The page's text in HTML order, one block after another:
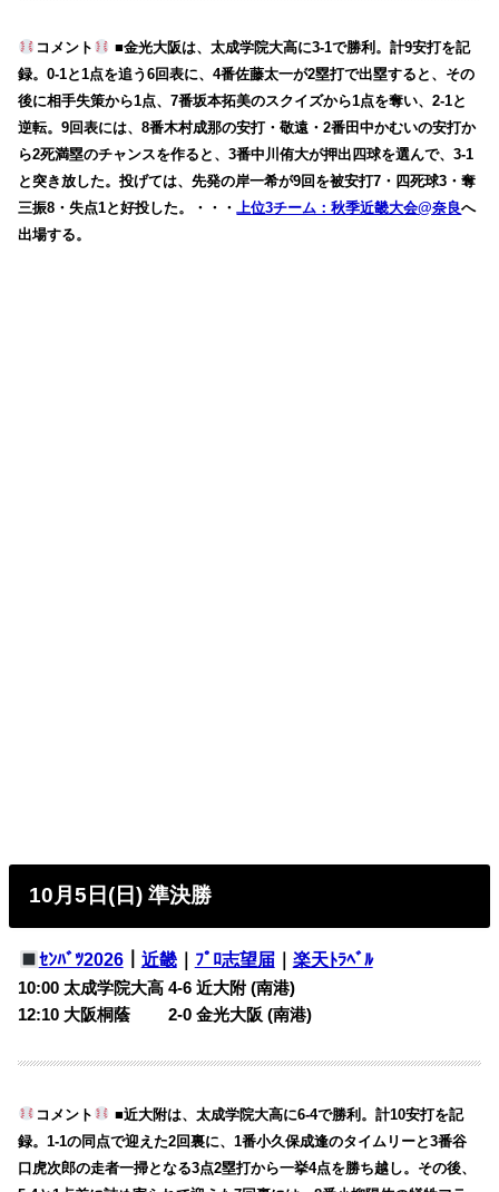
コメント
■金光大阪は、太成学院大高に3-1で勝利。計9安打を記
録。0-1と1点を追う6回表に、4番佐藤太一が2塁打で出塁すると、その
後に相手失策から1点、7番坂本拓美のスクイズから1点を奪い、2-1と
逆転。9回表には、8番木村成那の安打・敬遠・2番田中かむいの安打か
ら2死満塁のチャンスを作ると、3番中川侑大が押出四球を選んで、3-1
と突き放した。投げては、先発の岸一希が9回を被安打7・四死球3・奪
三振8・失点1と好投した。・・・上位3チーム：秋季近畿大会@奈良へ
出場する。
10月5日(日) 準決勝
ｾﾝﾊﾞﾂ2026｜ 近畿｜ ﾌﾟﾛ志望届｜ 楽天ﾄﾗﾍﾞﾙ
10:00 太成学院大高 4-6 近大附 (南港)
12:10 大阪桐蔭 2-0 金光大阪 (南港)
コメント
■近大附は、太成学院大高に6-4で勝利。計10安打を記
録。1-1の同点で迎えた2回裏に、1番小久保成逢のタイムリーと3番谷
口虎次郎の走者一掃となる3点2塁打から一挙4点を勝ち越し。その後、